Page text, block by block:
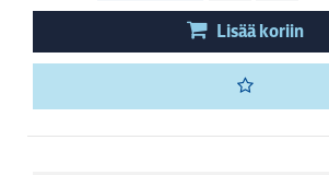
Lisää koriin